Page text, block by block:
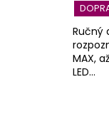
Ručný
MAX,
LED...